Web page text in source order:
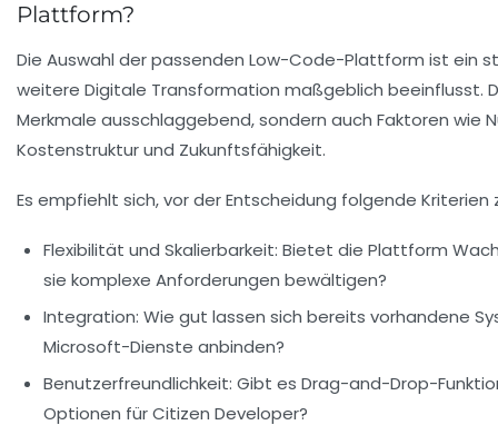
Plattform?
Die Auswahl der passenden Low-Code-Plattform ist ein
weitere Digitale Transformation maßgeblich beeinflusst.
Merkmale ausschlaggebend, sondern auch Faktoren wie
Kostenstruktur und Zukunftsfähigkeit.
Es empfiehlt sich, vor der Entscheidung folgende Kriterien
Flexibilität und Skalierbarkeit: Bietet die Plattform
sie komplexe Anforderungen bewältigen?
Integration: Wie gut lassen sich bereits vorhandene
Microsoft-Dienste anbinden?
Benutzerfreundlichkeit: Gibt es Drag-and-Drop-
Optionen für Citizen Developer?